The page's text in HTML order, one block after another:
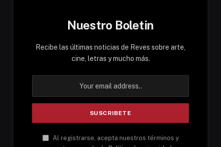
Nuestro Boletin
Recibe las últimas noticias de Reves sobre arte,
cine, letras y mucho más.
Al registrarse, acepta nuestros términos y